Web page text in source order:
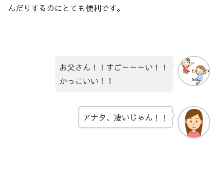
んだりするのにとても便利です。
お父さん！！すご～～～い！！
かっこいい！！
アナタ、凄いじゃん！！